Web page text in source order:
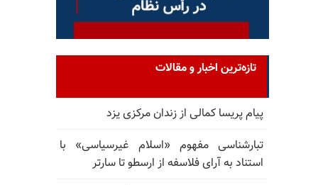
تازه‌ترین اخبار و مقالات
پیام پریسا کمالی از زندان مرکزی یزد
تبارشناسی مفهوم «اسلام غیرسیاسی» با
استناد به آرای فلاسفه از ارسطو تا سارتر